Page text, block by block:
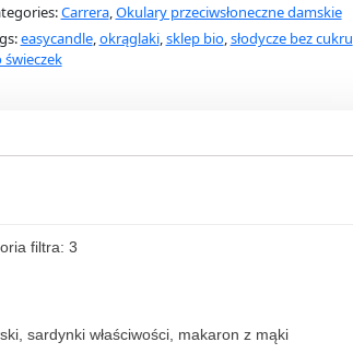
Carrera,Okulary przeciwsłoneczne damskie
easycandle,okrąglaki,sklep bio,słodycze bez cukru
świeczek
filtra: 3
sardynki właściwości, makaron z mąki